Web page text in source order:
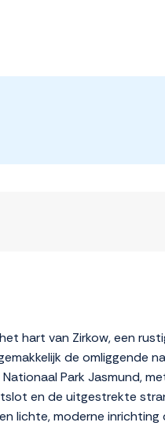
hart van Zirkow, een
de omliggende
Park Jasmund,
en de uitgestrekte
lichte, moderne